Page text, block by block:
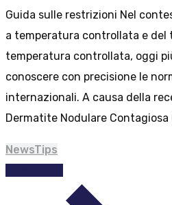
Guida sulle restrizioni Nel
a temperatura controllata e del
temperatura controllata, oggi
conoscere con precisione le
internazionali. A causa della
Dermatite Nodulare Contagiosa
NewsTips